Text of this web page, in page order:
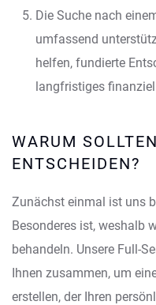
Die Suche nach
umfassend
helfen, fundierte
langfristiges
WARUM
ENTSCHEIDEN?
Zunächst einmal ist uns
Besonderes ist, weshalb
behandeln. Unsere Full-
Ihnen zusammen, um
erstellen, der Ihren